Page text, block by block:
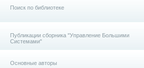
Поиск по библиотеке
Публикации сборника "Управление Большими
Системами"
Основные авторы